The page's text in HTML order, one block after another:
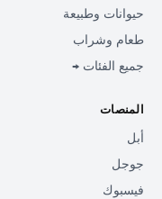
حيوانات وطبيعة
طعام وشراب
جميع الفئات →
المنصات
أبل
جوجل
فيسبوك